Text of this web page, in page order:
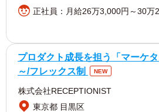
正社員：月給26万3,000円～30万
プロダクト成長を担う「マーケ
～/フレックス制
NEW
株式会社RECEPTIONIST
東京都 目黒区